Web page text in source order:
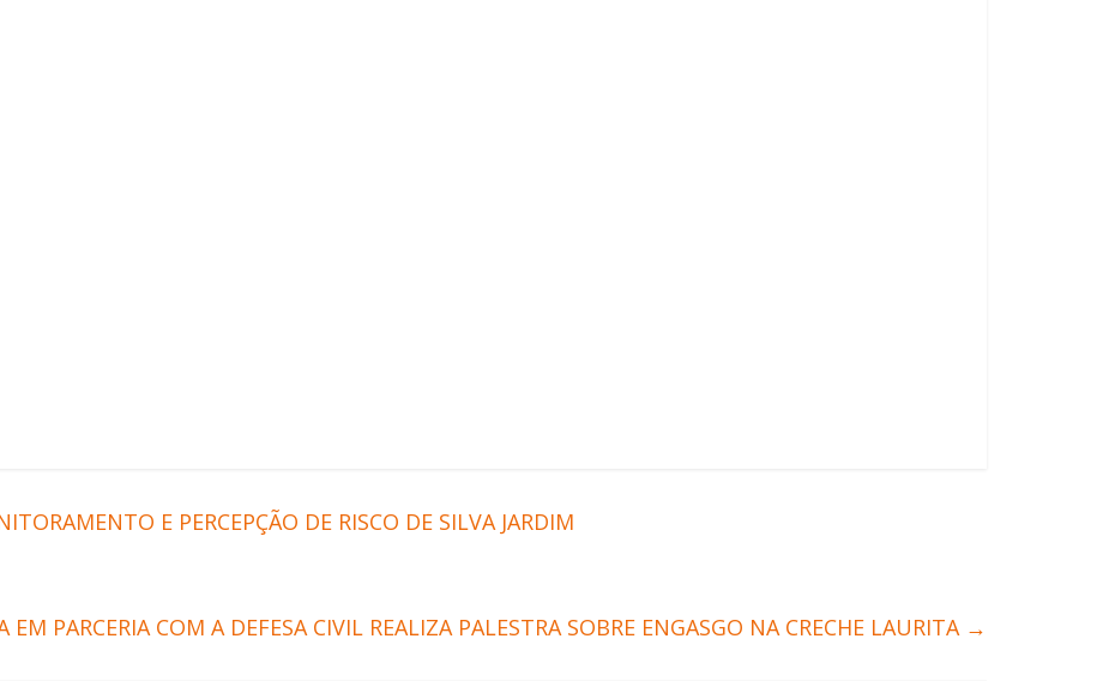
E PERCEPÇÃO DE RISCO DE SILVA JARDIM
EM PARCERIA COM A DEFESA CIVIL REALIZA PALESTRA SOBRE ENGASGO NA CRECHE LAURITA →